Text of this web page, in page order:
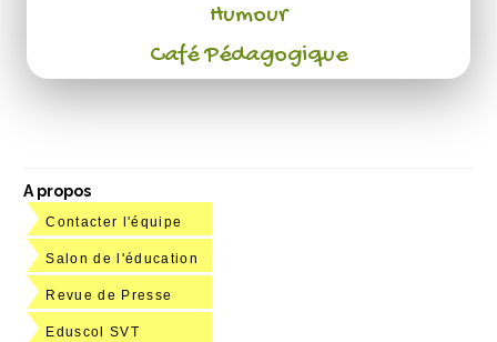
Humour
Café Pédagogique
A propos
Contacter l'équipe
Salon de l'éducation
Revue de Presse
Eduscol SVT